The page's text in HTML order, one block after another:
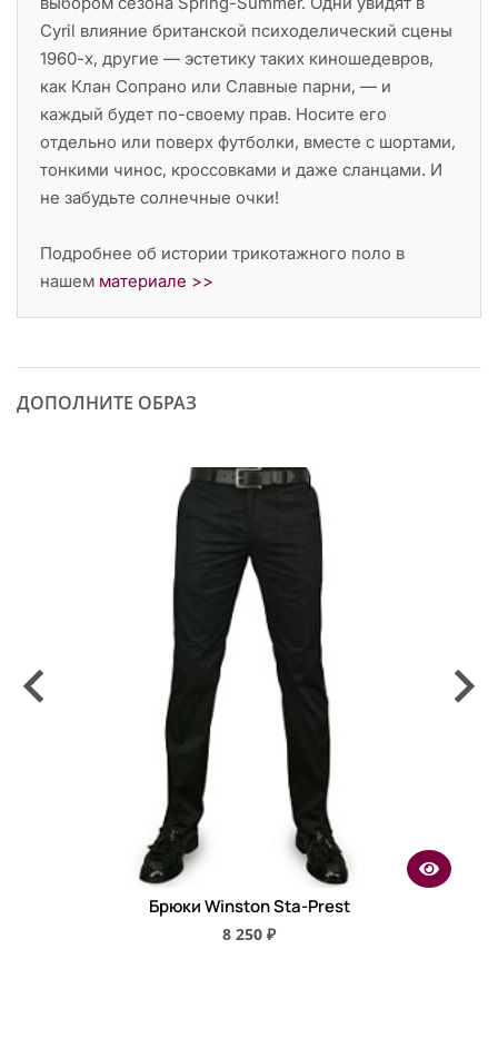
Cyril влияние британской психоделический сцены
1960-х, другие — эстетику таких киношедевров,
как Клан Сопрано или Славные парни, — и
каждый будет по-своему прав. Носите его
отдельно или поверх футболки, вместе с шортами,
тонкими чинос, кроссовками и даже сланцами. И
не забудьте солнечные очки!
Подробнее об истории трикотажного поло в
нашем материале >>
ДОПОЛНИТЕ ОБРАЗ
Брюки Winston Sta-Prest
8 250 ₽